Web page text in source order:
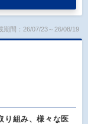
期間：26/07/23～26/08/19
り組み、様々な医